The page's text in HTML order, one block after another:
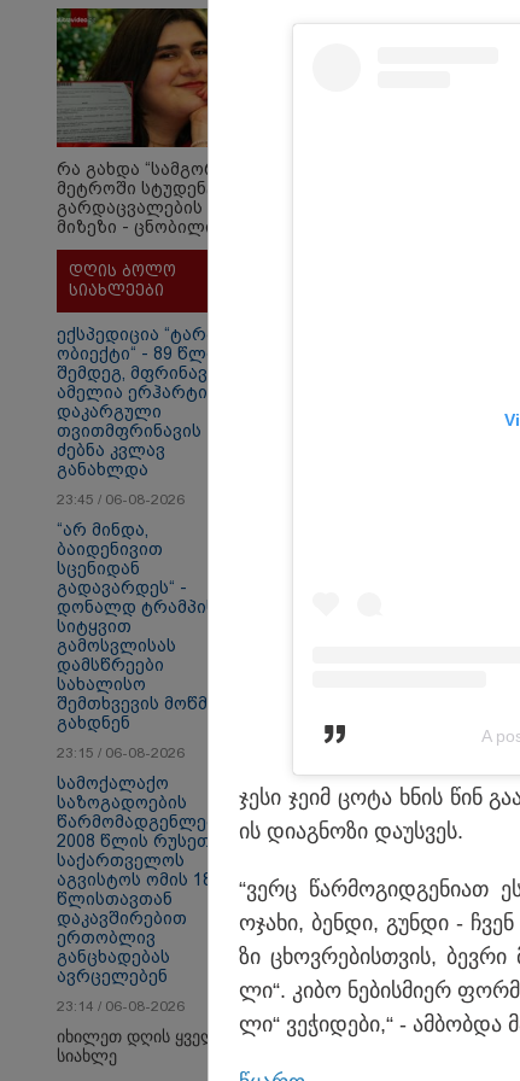
რამდენ წლიანი
პატიმრობა
ემუქრებათ
არასრულწლოვნებს?
რა გახდა “სამგორის”
მეტროში სტუდენტის
გარდაცვალების
მიზეზი - ცნობილია
ექსპერტიზის პასუხი
დღის ბოლო
სიახლეები
ექსპედიცია “ტარაიას
ობიექტი“ - 89 წლის
შემდეგ, მფრინავი
ამელია ერჰარტის
დაკარგული
თვითმფრინავის
ძებნა კვლავ
განახლდა
23:45 / 06-08-2026
“არ მინდა,
ბაიდენივით
სცენიდან
გადავარდეს“ -
დონალდ ტრამპის
სიტყვით
გამოსვლისას
დამსწრეები
სახალისო
შემთხვევის მოწმენი
გახდნენ
23:15 / 06-08-2026
სამოქალაქო
საზოგადოების
წარმომადგენლები
2008 წლის რუსეთ-
საქართველოს
აგვისტოს ომის 18
წლისთავთან
დაკავშირებით
ერთობლივ
განცხადებას
ავრცელებენ
23:14 / 06-08-2026
იხილეთ დღის ყველა
სიახლე
A
ჯესი ჯეიმ ცოტა ხნის წინ
ის დი­აგ­ნო­ზი და­უს­ვეს.
“ვერც წარ­მო­გიდ­გე­ნი­ათ
ოჯა­ხი, ბენ­დი, გუნ­დი -
ზი ცხოვ­რე­ბის­თვის, ბევ­რი
ლი“. კიბო ნე­ბის­მი­ერ
ლი“ ვე­ჭი­დე­ბი,“ - ამ­ბობ­და